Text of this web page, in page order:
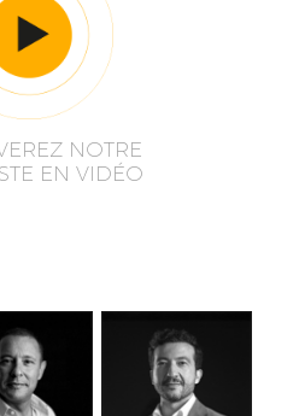
NOTRE
EN VIDÉO